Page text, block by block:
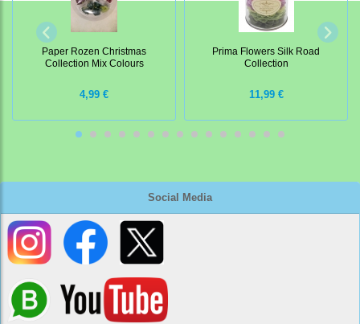
Social Media
Paper Rozen Christmas
Collection Mix Colours
4,99 €
Prima Flowers Silk Road
Collection
11,99 €